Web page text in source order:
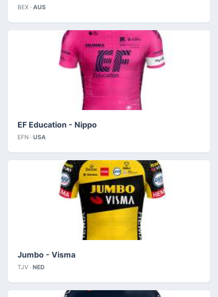
BEX · AUS
EF Education - Nippo
EFN · USA
Jumbo - Visma
TJV · NED